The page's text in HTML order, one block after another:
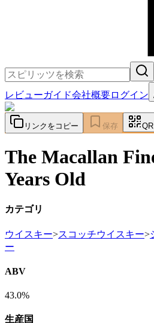
レビューガイド会社概要ログイン
リンクをコピー 保存 QR
The Macallan
Years Old
カテゴリ
ウイスキー>スコッチウイスキー>
ー
ABV
43.0%
生産国